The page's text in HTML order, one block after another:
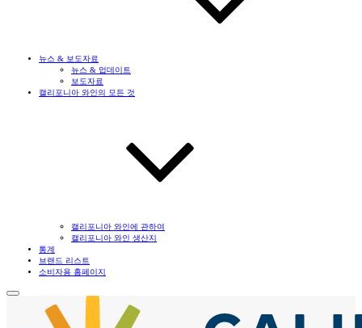
뉴스 & 보도자료
뉴스 & 업데이트
보도자료
캘리포니아 와인의 모든 것
캘리포니아 와인에 관하여
캘리포니아 와인 생산지
통계
브랜드 리스트
소비자용 홈페이지